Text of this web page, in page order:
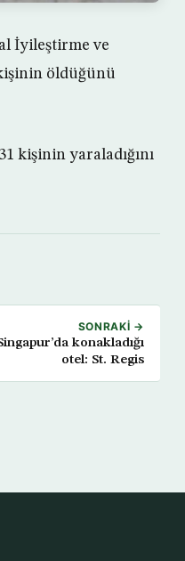
İyileştirme ve
kişinin öldüğünü
kişinin yaraladığını
SONRAKI →
konakladığı
otel: St. Regis